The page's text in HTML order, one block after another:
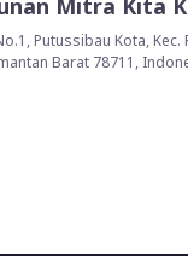
Putussibau Kota,
Barat 78711,